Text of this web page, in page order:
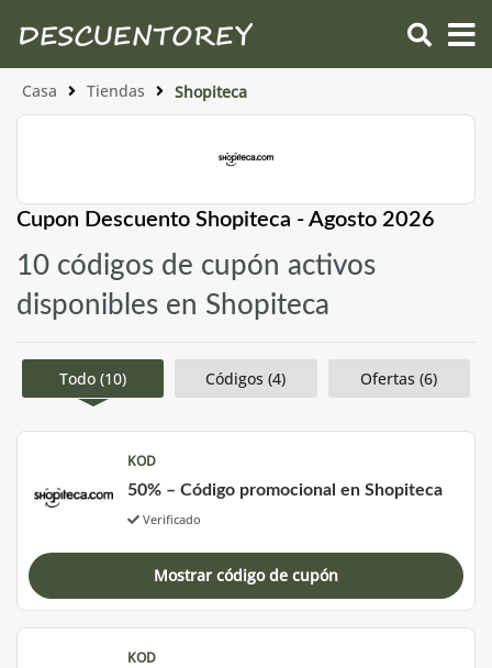
Casa Tiendas Shopiteca
Cupon Descuento Shopiteca - Agosto 2026
10 códigos de cupón activos
disponibles en Shopiteca
Todo (10) Códigos (4) Ofertas (6)
KOD
50% – Código promocional en Shopiteca
Verificado
Mostrar código de cupón
KOD